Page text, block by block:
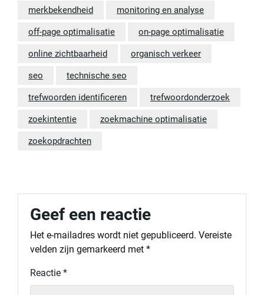
merkbekendheid monitoring en analyse
off-page optimalisatie on-page optimalisatie
online zichtbaarheid organisch verkeer
seo technische seo
trefwoorden identificeren trefwoordonderzoek
zoekintentie zoekmachine optimalisatie
zoekopdrachten
Geef een reactie
Het e-mailadres wordt niet gepubliceerd. Vereiste
velden zijn gemarkeerd met *
Reactie *